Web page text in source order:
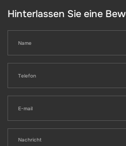
Hinterlassen Sie eine